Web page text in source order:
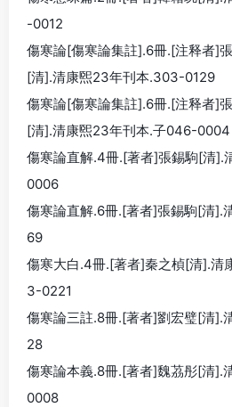
-0012
傷寒論[傷寒論集註].6冊.[注释者]
[清].清康煕23年刊本.303-0129
傷寒論[傷寒論集註].6冊.[注释者]
[清].清康煕23年刊本.子046-0004
傷寒論直解.4冊.[著者]張錫駒[清].
0006
傷寒論直解.6冊.[著者]張錫駒[清].
69
傷寒大白.4冊.[著者]秦之楨[清].清
3-0221
傷寒論三註.8冊.[著者]劉宏璧[清].
28
傷寒論本義.8冊.[著者]魏茘彤[清].
0008